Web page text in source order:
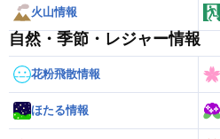
火山情報
自然・季節・レジャー情報
花粉飛散情報
ほたる情報